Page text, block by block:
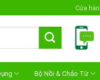
Cửa
Bộ Nồi & Chảo Từ